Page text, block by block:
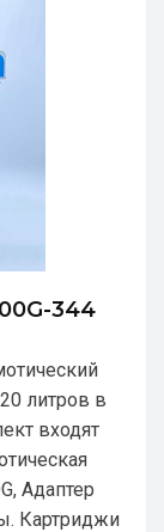
344
литров в
входят
Адаптер
Картриджи